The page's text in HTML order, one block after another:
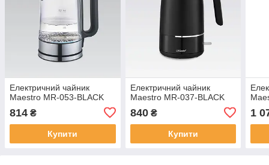
Електричний чайник
Maestro MR-053-BLACK
814 ₴
Купити
Електричний чайник
Maestro MR-037-BLACK
840₴
Купити
1